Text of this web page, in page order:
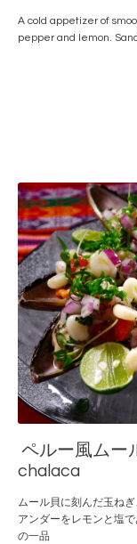
A cold appetizer of
pepper and lemon.
ペルー風ムー
chalaca
ムール貝に刻んだ玉ね
アンダーをレモンと塩
の一品